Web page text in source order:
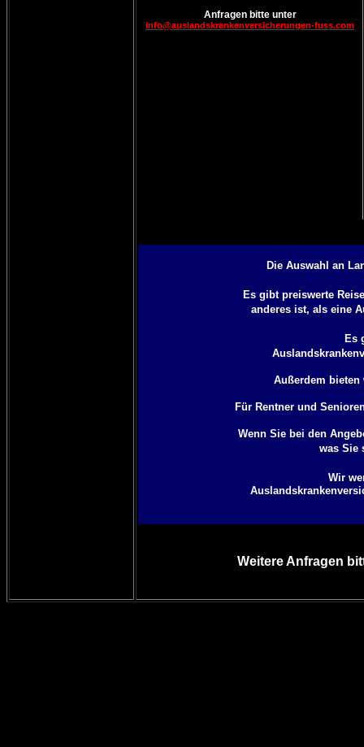
Anfragen bitte unter
info@auslandskrankenversicherungen-fuss.com
Die Auswahl an
Es gibt preiswerte
anderes ist, als eine
Es
Außerdem
Für Rentner und
Wenn Sie bei den
was Sie
Wir
Weitere Anfragen